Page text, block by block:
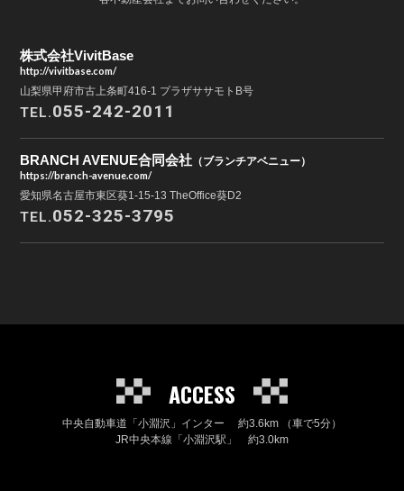
株式会社VivitBase
http://vivitbase.com/
山梨県甲府市古上条町416-1 プラザササモトB号
TEL.055-242-2011
BRANCH AVENUE合同会社 （ブランチアベニュー）
https://branch-avenue.com/
愛知県名古屋市東区葵1-15-13 TheOffice葵D2
TEL.052-325-3795
ACCESS
中央自動車道「小淵沢」インター 約3.6km （車で5分）
JR中央本線「小淵沢駅」 約3.0km